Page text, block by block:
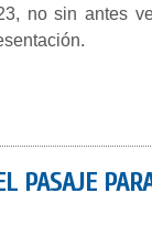
no sin antes
PASAJE